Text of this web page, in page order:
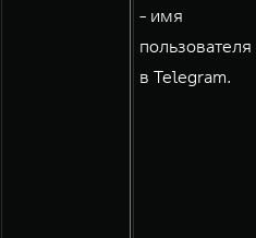
- имя
пользователя
в Telegram.